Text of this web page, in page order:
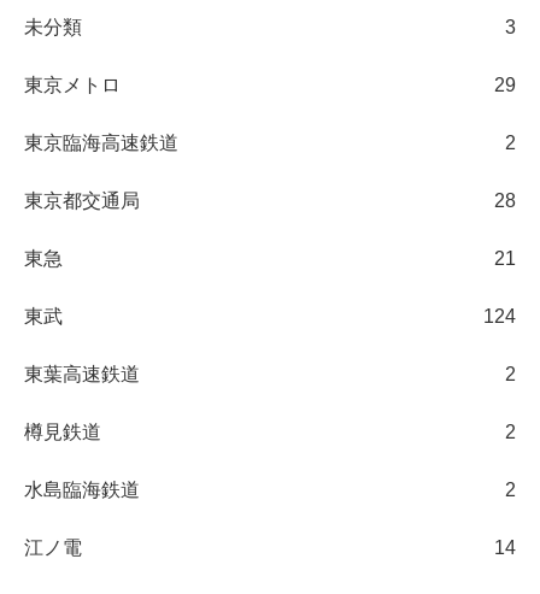
未分類 3
東京メトロ 29
東京臨海高速鉄道 2
東京都交通局 28
東急 21
東武 124
東葉高速鉄道 2
樽見鉄道 2
水島臨海鉄道 2
江ノ電 14